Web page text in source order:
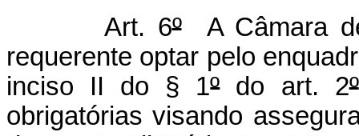
Art. 6ºA Câmara
requerente optar pelo
inciso II do § 1ºdo art. 2º
obrigatórias visando